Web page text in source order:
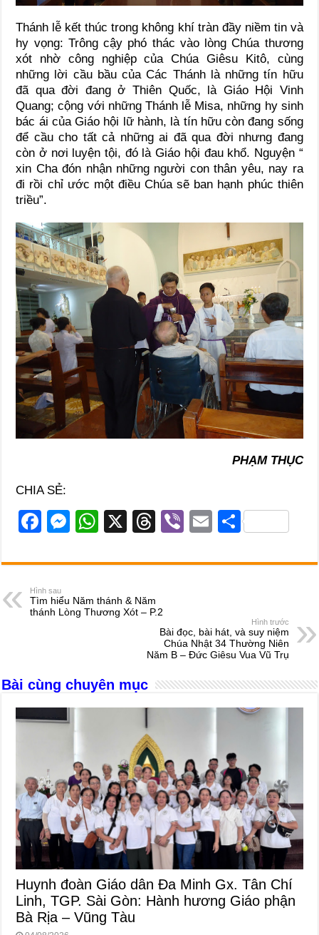
Thánh lễ kết thúc trong không khí tràn đầy niềm tin và
hy vọng: Trông cậy phó thác vào lòng Chúa thương
xót nhờ công nghiệp của Chúa Giêsu Kitô, cùng
những lời cầu bầu của Các Thánh là những tín hữu
đã qua đời đang ở Thiên Quốc, là Giáo Hội Vinh
Quang; cộng với những Thánh lễ Misa, những hy sinh
bác ái của Giáo hội lữ hành, là tín hữu còn đang sống
để cầu cho tất cả những ai đã qua đời nhưng đang
còn ở nơi luyện tội, đó là Giáo hội đau khổ. Nguyện “
xin Cha đón nhận những người con thân yêu, nay ra
đi rồi chỉ ước một điều Chúa sẽ ban hạnh phúc thiên
triều”.
PHẠM THỤC
CHIA SẺ:
F
c
e
b
k
M
ss
n
W
at
A
X
T
e
d
s
Vi
er
E
ail
S
ar
Hình sau
Tìm hiểu Năm thánh & Năm
thánh Lòng Thương Xót – P.2
Hình trước
Bài đọc, bài hát, và suy niệm
Chúa Nhật 34 Thường Niên
Năm B – Đức Giêsu Vua Vũ Trụ
Bài cùng chuyên mục
Huynh đoàn Giáo dân Đa Minh Gx. Tân Chí
Linh, TGP. Sài Gòn: Hành hương Giáo phận
Bà Rịa – Vũng Tàu